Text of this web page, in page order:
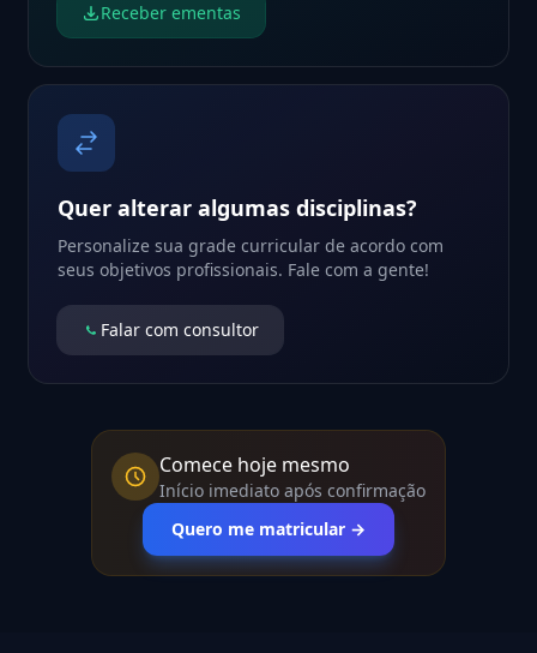
Receber ementas
Quer alterar algumas disciplinas?
Personalize sua grade curricular de acordo com
seus objetivos profissionais. Fale com a gente!
Falar com consultor
Comece hoje mesmo
Início imediato após confirmação
Quero me matricular →